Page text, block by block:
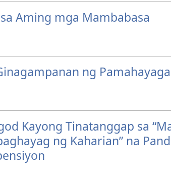
Aming mga Mambabasa
ng
Kayong Tinatanggap sa
ng Kaharian” na